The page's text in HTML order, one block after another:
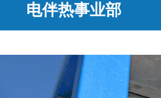
电伴热事业部